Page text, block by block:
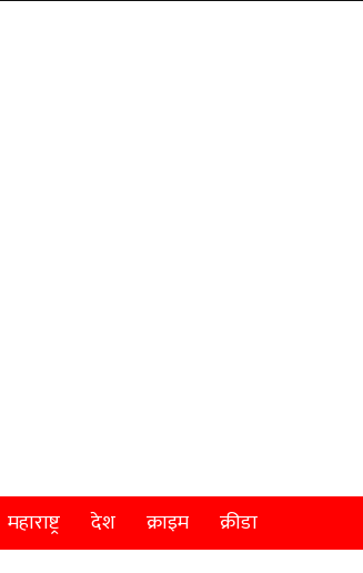
महाराष्ट्र देश क्राइम क्रीडा